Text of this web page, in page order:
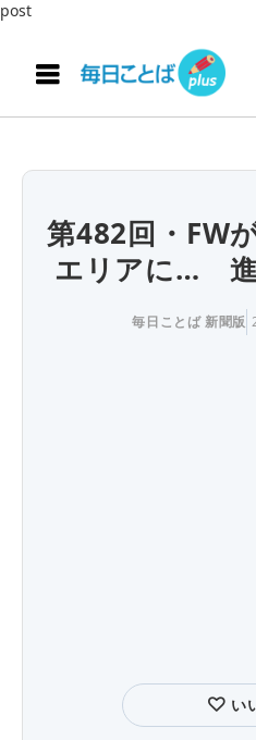
post
第482回・FW
エリアに…
毎日ことば 新聞版
い